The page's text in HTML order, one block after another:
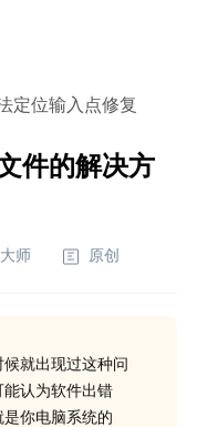
定位输入点修复
件的解决方
师 原创
就出现过这种问
认为软件出错
你电脑系统的